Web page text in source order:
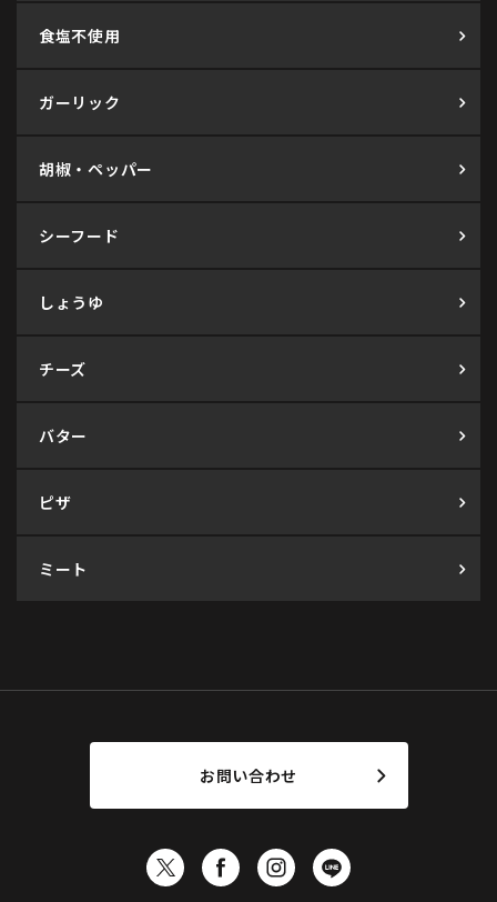
食塩不使用
ガーリック
胡椒・ペッパー
シーフード
しょうゆ
チーズ
バター
ピザ
ミート
お問い合わせ